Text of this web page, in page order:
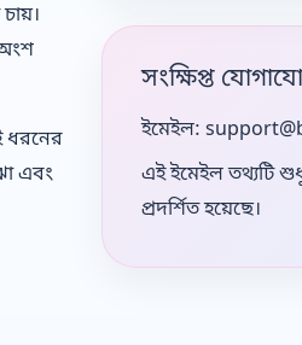
ধরনের
এবং
সংক্ষিপ্ত
ইমেইল:
এই ইমেইল তথ্যটি
প্রদর্শিত হয়েছে।